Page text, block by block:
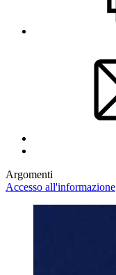
Argomenti
Accesso all'informazione